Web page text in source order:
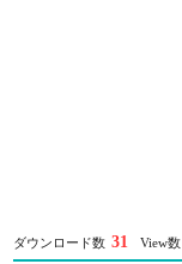
ダウンロード数 31 View数